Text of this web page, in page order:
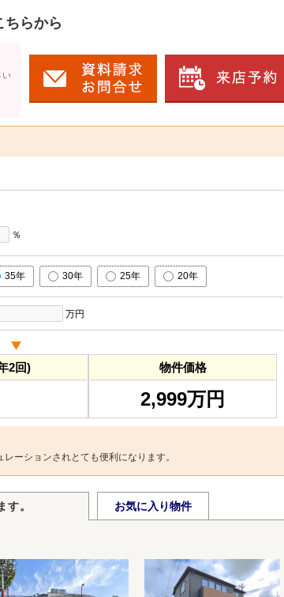
ちらから
い
％
35年 30年 25年 20年
万円
2回) 物件価格
2,999万円
ーションされとても便利になります。
。 お気に入り物件